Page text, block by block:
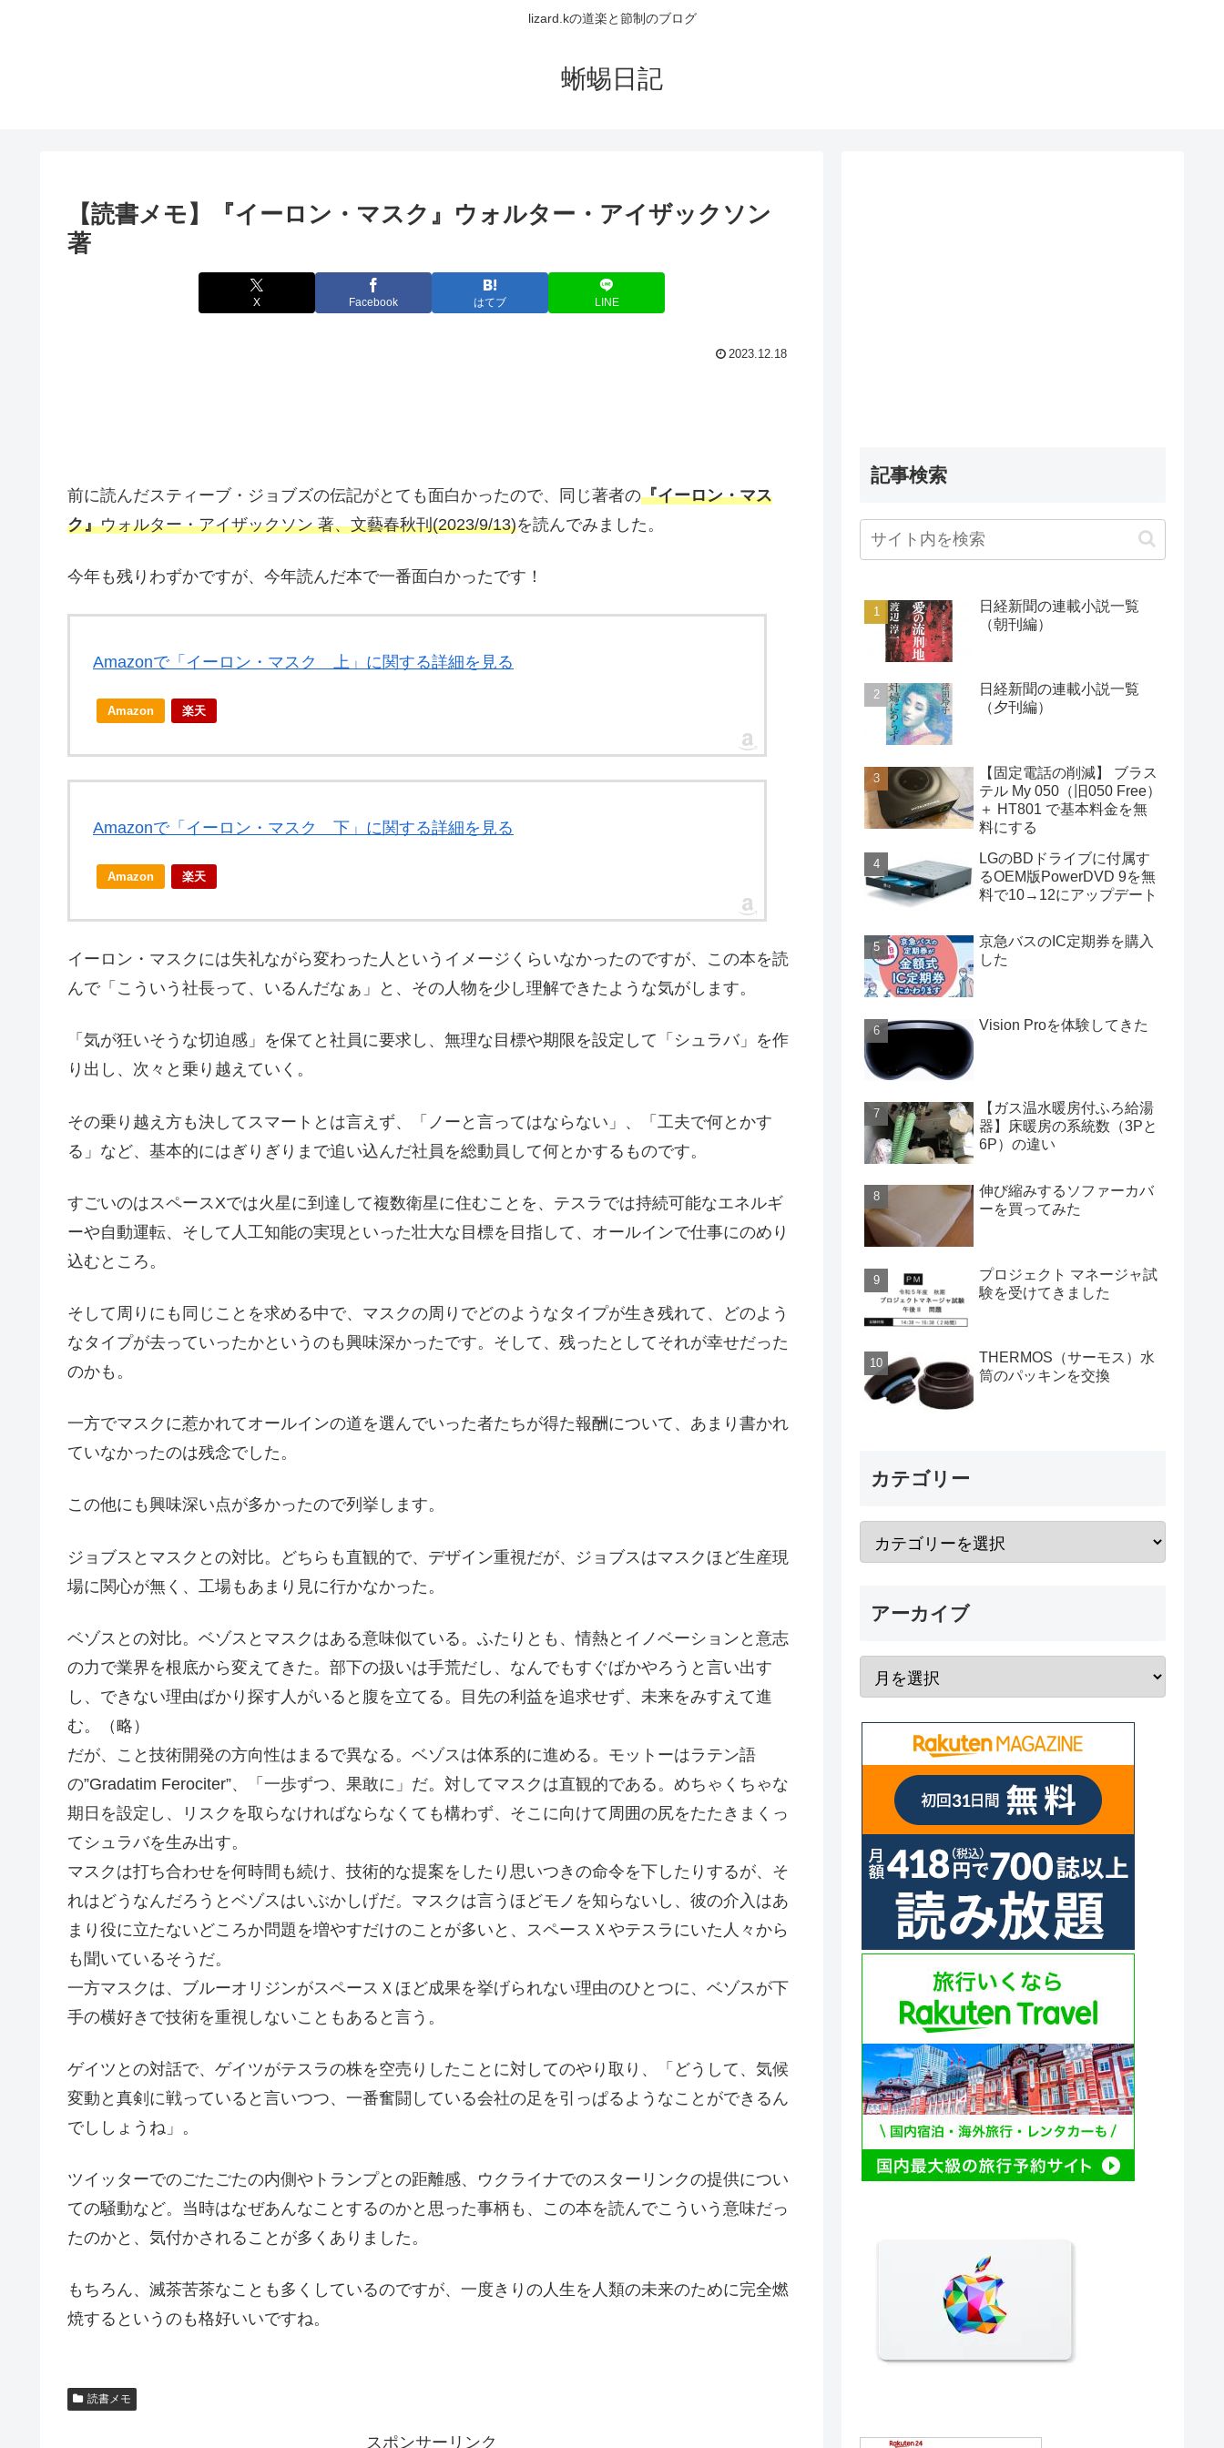
lizard.kの道楽と節制のブログ
蜥蜴日記
【読書メモ】『イーロン・マスク』ウォルター・アイザックソン
著
X Facebook はてブ LINE
2023.12.18
前に読んだスティーブ・ジョブズの伝記がとても面白かったので、同じ著者の『イーロン・マス
ク』ウォルター・アイザックソン 著、文藝春秋刊(2023/9/13)を読んでみました。
今年も残りわずかですが、今年読んだ本で一番面白かったです！
Amazonで「イーロン・マスク 上」に関する詳細を見る
Amazon 楽天
Amazonで「イーロン・マスク 下」に関する詳細を見る
Amazon 楽天
イーロン・マスクには失礼ながら変わった人というイメージくらいなかったのですが、この本を読
んで「こういう社長って、いるんだなぁ」と、その人物を少し理解できたような気がします。
「気が狂いそうな切迫感」を保てと社員に要求し、無理な目標や期限を設定して「シュラバ」を作
り出し、次々と乗り越えていく。
その乗り越え方も決してスマートとは言えず、「ノーと言ってはならない」、「工夫で何とかす
る」など、基本的にはぎりぎりまで追い込んだ社員を総動員して何とかするものです。
すごいのはスペースXでは火星に到達して複数衛星に住むことを、テスラでは持続可能なエネルギ
ーや自動運転、そして人工知能の実現といった壮大な目標を目指して、オールインで仕事にのめり
込むところ。
そして周りにも同じことを求める中で、マスクの周りでどのようなタイプが生き残れて、どのよう
なタイプが去っていったかというのも興味深かったです。そして、残ったとしてそれが幸せだった
のかも。
一方でマスクに惹かれてオールインの道を選んでいった者たちが得た報酬について、あまり書かれ
ていなかったのは残念でした。
この他にも興味深い点が多かったので列挙します。
ジョブスとマスクとの対比。どちらも直観的で、デザイン重視だが、ジョブスはマスクほど生産現
場に関心が無く、工場もあまり見に行かなかった。
ベゾスとの対比。ベゾスとマスクはある意味似ている。ふたりとも、情熱とイノベーションと意志
の力で業界を根底から変えてきた。部下の扱いは手荒だし、なんでもすぐばかやろうと言い出す
し、できない理由ばかり探す人がいると腹を立てる。目先の利益を追求せず、未来をみすえて進
む。（略）
だが、こと技術開発の方向性はまるで異なる。ベゾスは体系的に進める。モットーはラテン語
の”Gradatim Ferociter”、「一歩ずつ、果敢に」だ。対してマスクは直観的である。めちゃくちゃな
期日を設定し、リスクを取らなければならなくても構わず、そこに向けて周囲の尻をたたきまくっ
てシュラバを生み出す。
マスクは打ち合わせを何時間も続け、技術的な提案をしたり思いつきの命令を下したりするが、そ
れはどうなんだろうとベゾスはいぶかしげだ。マスクは言うほどモノを知らないし、彼の介入はあ
まり役に立たないどころか問題を増やすだけのことが多いと、スペースＸやテスラにいた人々から
も聞いているそうだ。
一方マスクは、ブルーオリジンがスペースＸほど成果を挙げられない理由のひとつに、ベゾスが下
手の横好きで技術を重視しないこともあると言う。
ゲイツとの対話で、ゲイツがテスラの株を空売りしたことに対してのやり取り、「どうして、気候
変動と真剣に戦っていると言いつつ、一番奮闘している会社の足を引っぱるようなことができるん
でししょうね」。
ツイッターでのごたごたの内側やトランプとの距離感、ウクライナでのスターリンクの提供につい
ての騒動など。当時はなぜあんなことするのかと思った事柄も、この本を読んでこういう意味だっ
たのかと、気付かされることが多くありました。
もちろん、滅茶苦茶なことも多くしているのですが、一度きりの人生を人類の未来のために完全燃
焼するというのも格好いいですね。
読書メモ
スポンサーリンク
記事検索
日経新聞の連載小説一覧
（朝刊編）
日経新聞の連載小説一覧
（夕刊編）
【固定電話の削減】 ブラス
テル My 050（旧050 Free）
＋ HT801 で基本料金を無
料にする
LGのBDドライブに付属す
るOEM版PowerDVD 9を無
料で10→12にアップデート
京急バスのIC定期券を購入
した
Vision Proを体験してきた
【ガス温水暖房付ふろ給湯
器】床暖房の系統数（3Pと
6P）の違い
伸び縮みするソファーカバ
ーを買ってみた
プロジェクト マネージャ試
験を受けてきました
THERMOS（サーモス）水
筒のパッキンを交換
カテゴリー
アーカイブ